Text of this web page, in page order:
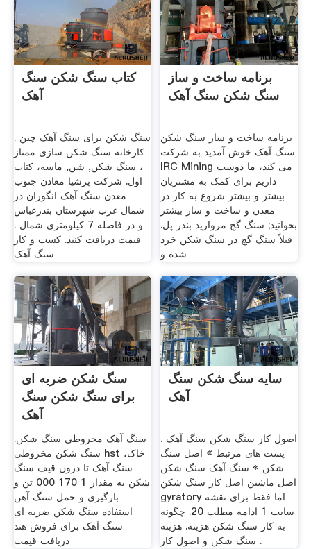
کتاب سنگ شکن سنگ
آهک
سنگ شکن برای سنگ آهک چین .
کارخانه سنگ شکن سازی ممتاز
، سنگ شکن, شن, ماسه، کتاب
اول. شرکت پرشیا معادن جنوب
معدن سنگ آهک انگوران در
شمال غرب شهرستان بندرعباس
و در فاصله 7 کیلومتری شمال .
قیمت دریافت کنید. کسب و کار
سنگ آهک
برنامه ساخت و ساز
سنگ شکن سنگ آهک
برنامه ساخت و ساز سنگ شکن
سنگ آهک خوش آمدید به شركت
IRC Mining می کند، ما دوست
داریم برای کمک به مشتریان
بیشتر و بیشتر شروع به کار در
معدن و ساخت و ساز بیشتر
بخوانید; سنگ گچ مروارید بندر پل.
قبلاً سنگ گچ در سنگ شكن خرد
شده و
سنگ شکن ضربه ای
برای سنگ شکن سنگ
آهک
سنگ آهک مخروطی سنگ شکن.
سنگ شکن مخروطی hst خاک،
سنگ آهک تا درون قیف سنگ
شکن به مقدار 1 170 000 تن و
بارگیری و حمل سنگ آهن
استفاده سنگ شکن ضربه ای
سنگ آهک برای فروش هند
دریافت قیمت
سایه سنگ شکن سنگ
آهک
اصول کار سنگ شکن سنگ آهک .
پست های مرتبط » اصل سنگ
شکن » سنگ آهک سنگ شکن
اصل ماشین اصل کار سنگ شکن
gyratory اما فقط برای نقشه
سایت 1 ادامه مطلب 20. چگونه
به کار سنگ شکن هزینه. هزینه
سنگ شکن و اصول کار .